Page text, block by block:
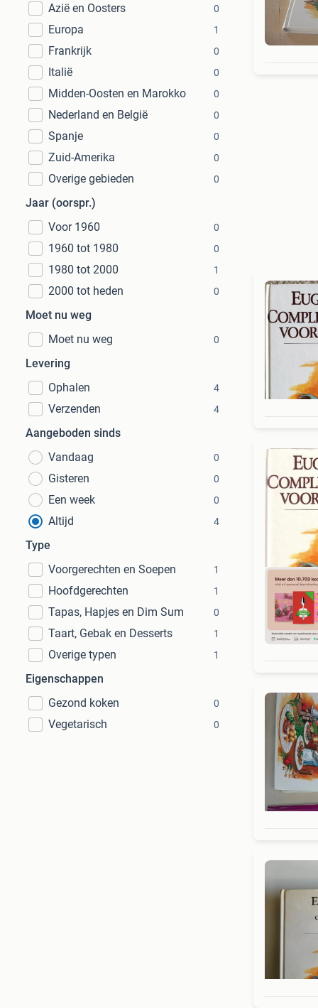
Azië en Oosters 0
Europa 1
Frankrijk 0
Italië 0
Midden-Oosten en Marokko 0
Nederland en België 0
Spanje 0
Zuid-Amerika 0
Overige gebieden 0
Jaar (oorspr.)
Voor 1960
0
1960 tot 1980 0
1980 tot 2000 1
2000 tot heden 0
Moet nu weg
Moet nu weg
0
Levering
Ophalen
4
Verzenden 4
Aangeboden sinds
Vandaag
0
Gisteren 0
Een week 0
Altijd 4
Type
Voorgerechten en Soepen
1
Hoofdgerechten 1
Tapas, Hapjes en Dim Sum 0
Taart, Gebak en Desserts 1
Overige typen 1
Eigenschappen
Gezond koken
0
Vegetarisch 0